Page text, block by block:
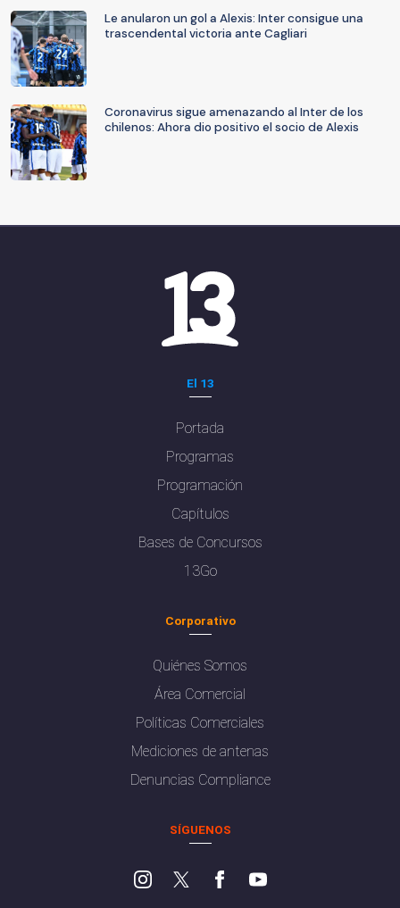
Le anularon un gol a Alexis: Inter consigue una
trascendental victoria ante Cagliari
Coronavirus sigue amenazando al Inter de los
chilenos: Ahora dio positivo el socio de Alexis
El 13
Portada
Programas
Programación
Capítulos
Bases de Concursos
13Go
Corporativo
Quiénes Somos
Área Comercial
Políticas Comerciales
Mediciones de antenas
Denuncias Compliance
SÍGUENOS